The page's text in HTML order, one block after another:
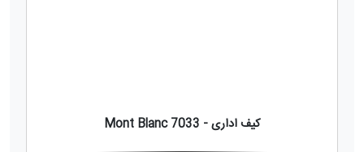
کیف اداری - Mont Blanc 7033